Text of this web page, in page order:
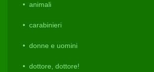
animali
carabinieri
donne e uomini
dottore, dottore!